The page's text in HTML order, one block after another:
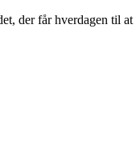
der får hverdagen til at